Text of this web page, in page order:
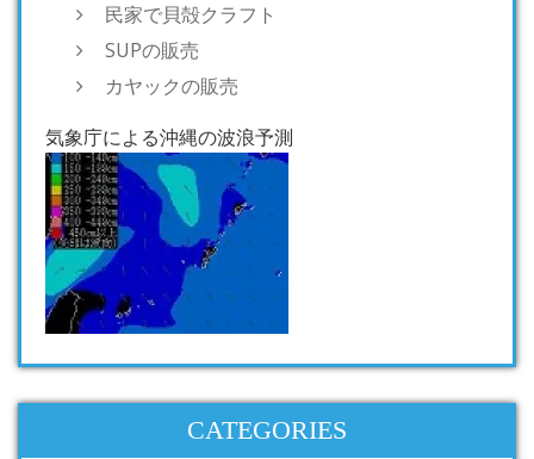
民家で貝殻クラフト
SUPの販売
カヤックの販売
気象庁による沖縄の波浪予測
CATEGORIES